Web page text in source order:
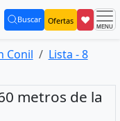
Buscar
(current) Ofertas ❤
Conil
Lista - 8
metros de la